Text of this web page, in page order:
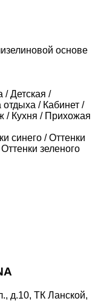
основе
/ Детская /
/ Кабинет /
/ Кухня / Прихожая
синего / Оттенки
зеленого
д.10, ТК Ланской,